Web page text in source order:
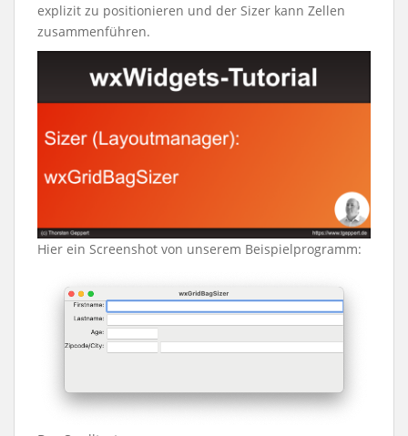
explizit zu positionieren und der Sizer kann Zellen
zusammenführen.
Hier ein Screenshot von unserem Beispielprogramm: